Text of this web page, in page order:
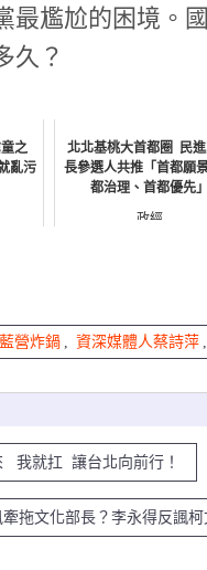
尷尬的困境。
久？
之
亂污
北北基桃大首都圈 民
長參選人共推「首都願
都治理、首都優先」
政經
藍營炸鍋 , 資深媒體人蔡詩萍 ,
我就扛 讓台北向前行！
拖文化部長？李永得反諷柯